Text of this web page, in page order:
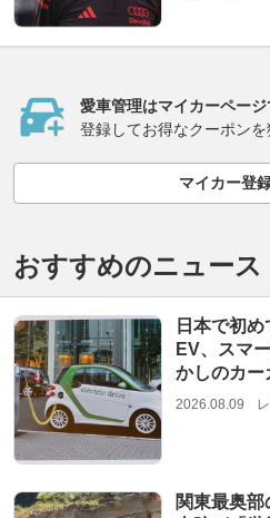
愛車管理はマイカーページ
登録してお得なクーポンを
マイカー登
おすすめのニュース
日本で初
EV、スマ
かしのカー
2026.08.09
関東最奥